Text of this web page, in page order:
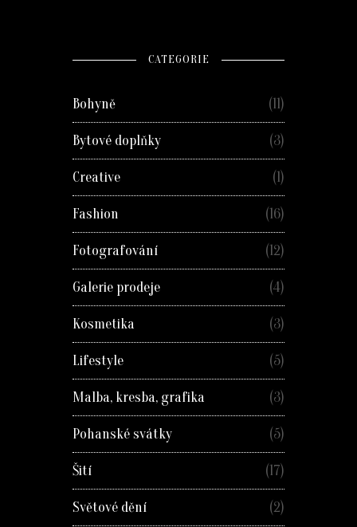
CATEGORIE
Bohyně (11)
Bytové doplňky (3)
Creative (1)
Fashion (16)
Fotografování (12)
Galerie prodeje (4)
Kosmetika (3)
Lifestyle (5)
Malba, kresba, grafika (3)
Pohanské svátky (5)
Šití (17)
Světové dění (2)